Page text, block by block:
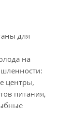
для
на
центры,
питания,